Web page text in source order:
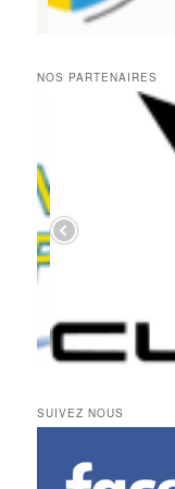
NOS PARTENAIRES
SUIVEZ NOUS